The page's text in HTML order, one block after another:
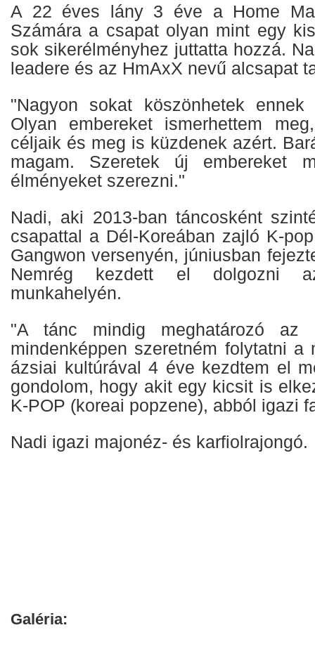
A 22 éves lány 3 éve a Home
Számára a csapat olyan mint egy
sok sikerélményhez juttatta hozzá.
leadere és az HmAxX nevű alcsapat
"Nagyon sokat köszönhetek
Olyan embereket ismerhettem
céljaik és meg is küzdenek azért.
magam. Szeretek új embereket
élményeket szerezni."
Nadi, aki 2013-ban táncosként
csapattal a Dél-Koreában zajló K-
Gangwon versenyén, júniusban
Nemrég kezdett el dolgozni
munkahelyén.
"A tánc mindig meghatározó az
mindenképpen szeretném folytatni a
ázsiai kultúrával 4 éve kezdtem el
gondolom, hogy akit egy kicsit is
K-POP (koreai popzene), abból igazi
Nadi igazi majonéz- és karfiolrajongó.
Galéria: